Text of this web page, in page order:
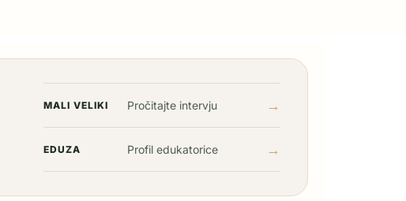
MALI VELIKI Pročitajte intervju →
EDUZA Profil edukatorice →